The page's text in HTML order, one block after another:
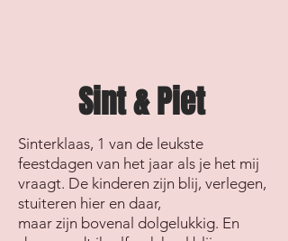
Sint & Piet
Sinterklaas, 1 van de leukste
feestdagen van het jaar als je het mij
vraagt. De kinderen zijn blij, verlegen,
stuiteren hier en daar,
maar zijn bovenal dolgelukkig. En